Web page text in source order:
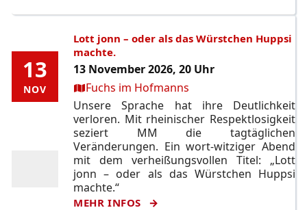
13
NOV
13
NOV
Lott jonn – oder als das Würstchen Huppsi
machte.
13 November 2026, 20 Uhr
Ort:Fuchs im Hofmanns
Unsere Sprache hat ihre Deutlichkeit
verloren. Mit rheinischer Respektlosigkeit
seziert MM die tagtäglichen
Veränderungen. Ein wort-witziger Abend
mit dem verheißungsvollen Titel: „Lott
jonn – oder als das Würstchen Huppsi
machte.“
MEHR INFOS